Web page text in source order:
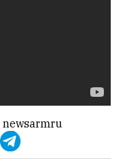
newsarmru